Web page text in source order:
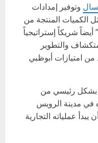
وتوفير إمدادات
الكميات المنتجة من
شريكاً إستراتيجياً
والتطوير
امتيازات أبوظبي
بشكل رئيسي من
مدينة الرويس
يبدأ عملياته التجارية